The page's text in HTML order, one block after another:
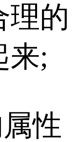
理的
来;
性